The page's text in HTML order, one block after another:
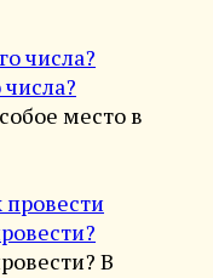
место в
В